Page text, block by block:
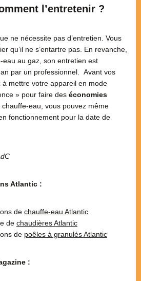
l’entretenir ?
ne nécessite pas d’entretien. Vous
qu’il ne s’entartre pas. En revanche,
eau au gaz, son entretien est
par un professionnel. Avant vos
à mettre votre appareil en mode
» pour faire des économies
chauffe-eau, vous pouvez même
fonctionnement pour la date de
Atlantic :
de chauffe-eau Atlantic
de chaudières Atlantic
de poêles à granulés Atlantic
: